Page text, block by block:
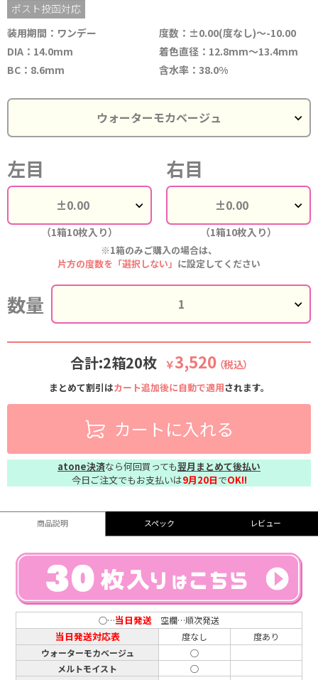
ポスト投函対応
装用期間：ワンデー
度数：±0.00(度なし)～-10.00
DIA：14.0mm
着色直径：12.8mm～13.4mm
BC：8.6mm
含水率：38.0%
左目
（1箱10枚入り）
右目
（1箱10枚入り）
※1箱のみご購入の場合は、
片方の度数を「選択しない」 に設定してください
数量
合計:2箱20枚 ￥3,520 （税込）
まとめて割引はカート追加後に自動で適用されます。
カートに入れる
atone決済なら何回買っても翌月まとめて後払い
今日ご注文でもお支払いは9月20日でOK!!
商品説明 スペック レビュー
○…当日発送 空欄…順次発送
当日発送対応表 度なし
度あり
ウォーターモカベージュ
○
メルトモイスト
○